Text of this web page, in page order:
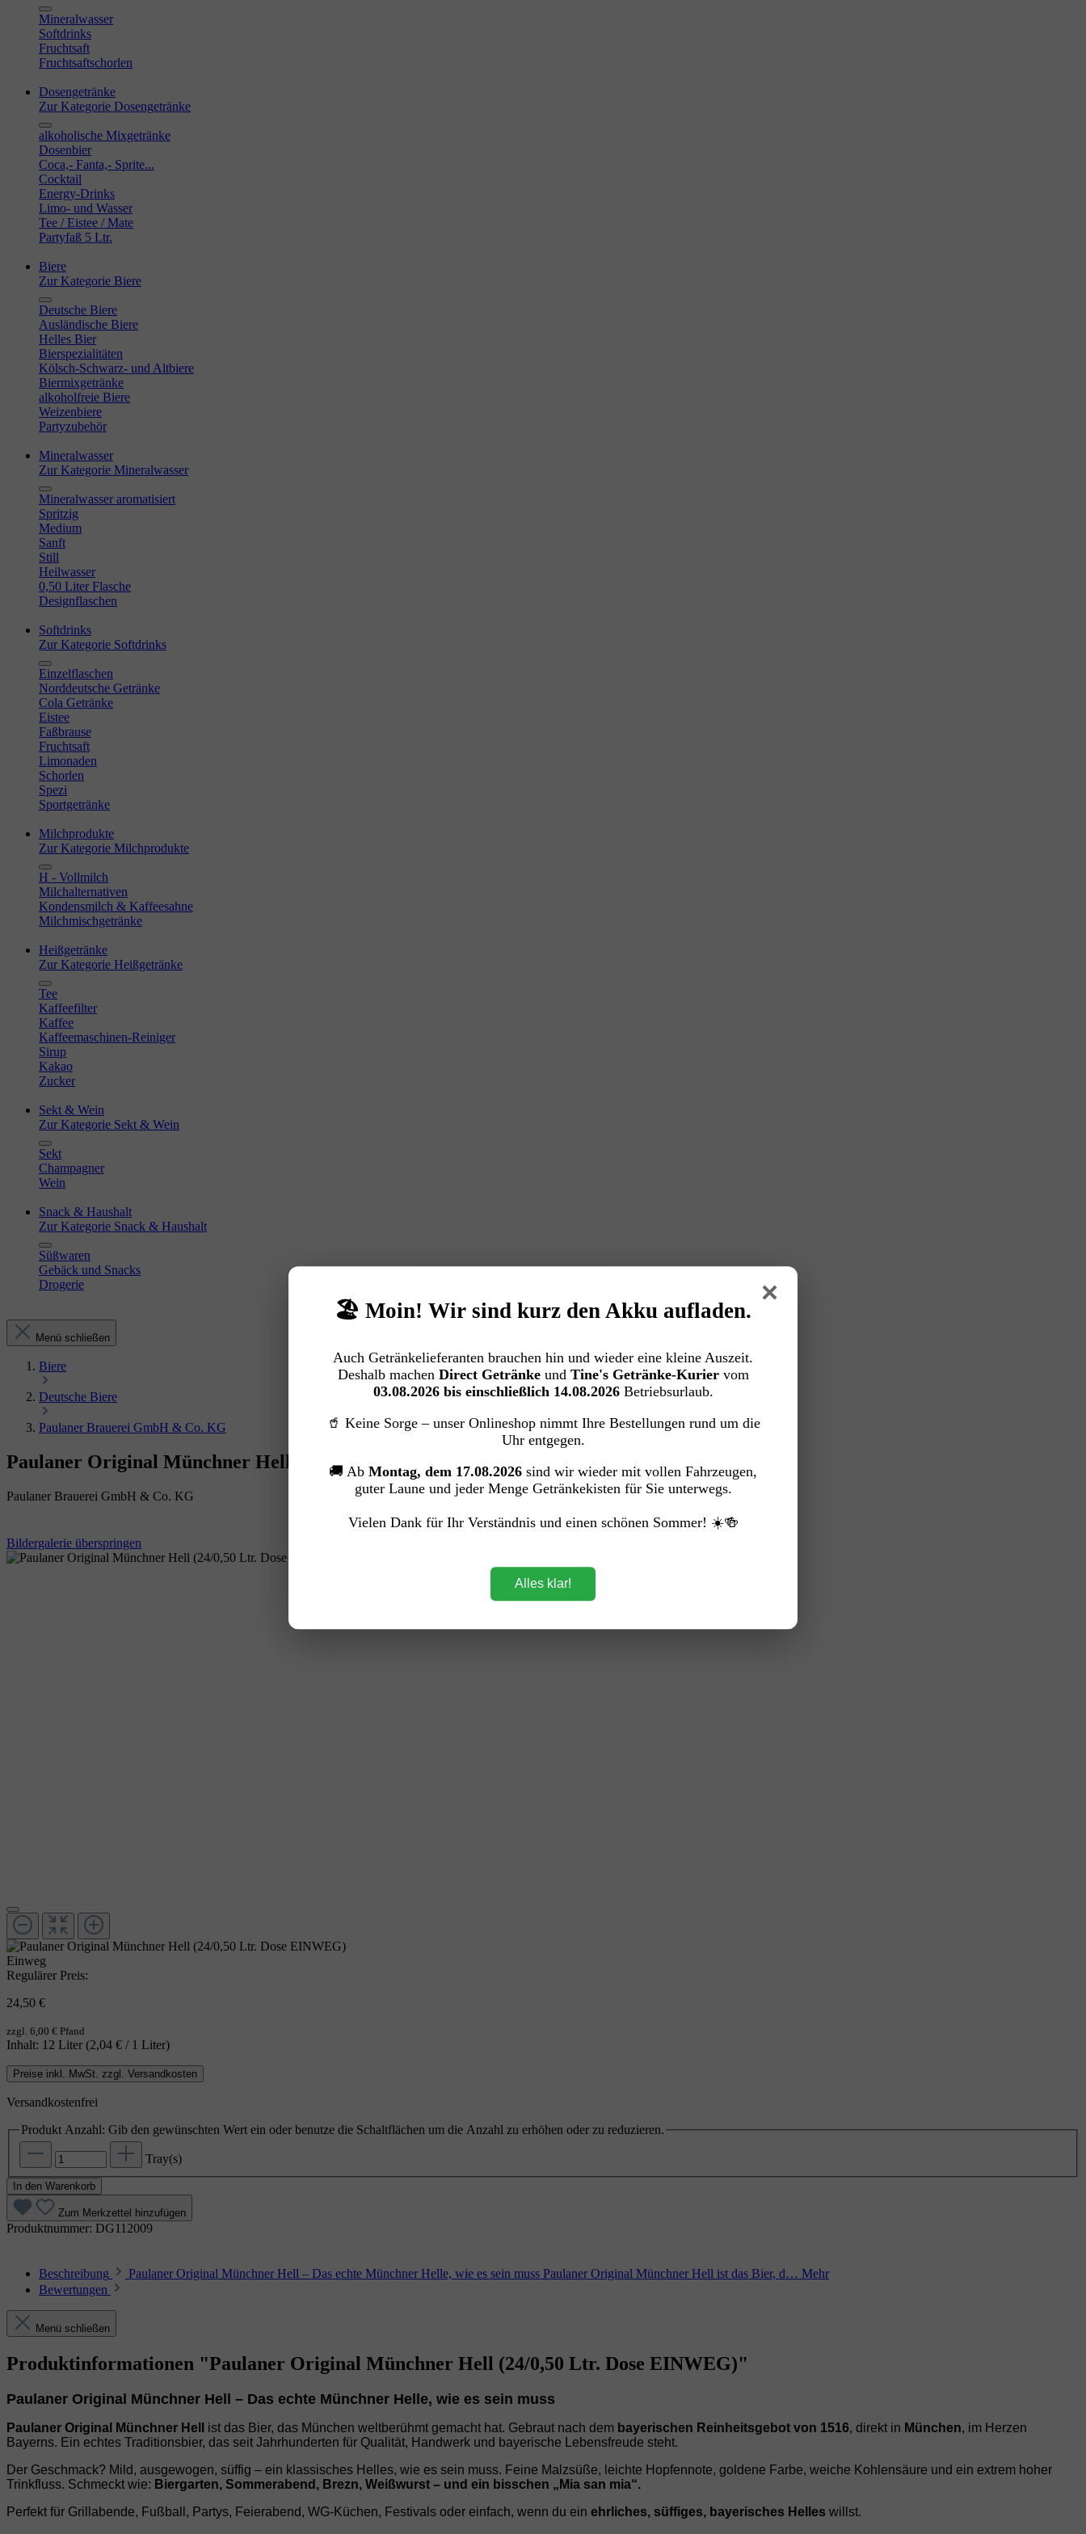
Mineralwasser
Softdrinks
Fruchtsaft
Fruchtsaftschorlen
Dosengetränke
Zur Kategorie Dosengetränke
alkoholische Mixgetränke
Dosenbier
Coca,- Fanta,- Sprite...
Cocktail
Energy-Drinks
Limo- und Wasser
Tee / Eistee / Mate
Partyfaß 5 Ltr.
Biere
Zur Kategorie Biere
Deutsche Biere
Ausländische Biere
Helles Bier
Bierspezialitäten
Kölsch-Schwarz- und Altbiere
Biermixgetränke
alkoholfreie Biere
Weizenbiere
Partyzubehör
Mineralwasser
Zur Kategorie Mineralwasser
Mineralwasser aromatisiert
Spritzig
Medium
Sanft
Still
Heilwasser
0,50 Liter Flasche
Designflaschen
Softdrinks
Zur Kategorie Softdrinks
Einzelflaschen
Norddeutsche Getränke
Cola Getränke
Eistee
Faßbrause
Fruchtsaft
Limonaden
Schorlen
Spezi
Sportgetränke
Milchprodukte
Zur Kategorie Milchprodukte
H - Vollmilch
Milchalternativen
Kondensmilch & Kaffeesahne
Milchmischgetränke
Heißgetränke
Zur Kategorie Heißgetränke
Tee
Kaffeefilter
Kaffee
Kaffeemaschinen-Reiniger
Sirup
Kakao
Zucker
Sekt & Wein
Zur Kategorie Sekt & Wein
Sekt
Champagner
Wein
Snack & Haushalt
Zur Kategorie Snack & Haushalt
Süßwaren
Gebäck und Snacks
Drogerie
Menü schließen
Biere
Deutsche Biere
Paulaner Brauerei GmbH & Co. KG
Paulaner Original Münchner Hell (24/0,50 Ltr. Dose EINWEG)
Paulaner Brauerei GmbH & Co. KG
Bildergalerie überspringen
Einweg
Regulärer Preis:
24,50 €
zzgl. 6,00 € Pfand
Inhalt: 12 Liter (2,04 € / 1 Liter)
Preise inkl. MwSt. zzgl. Versandkosten
Versandkostenfrei
Produkt Anzahl: Gib den gewünschten Wert ein oder benutze die Schaltflächen um die Anzahl zu erhöhen oder zu reduzieren.
Tray(s)
In den Warenkorb
Zum Merkzettel hinzufügen
Produktnummer: DG112009
Beschreibung Paulaner Original Münchner Hell – Das echte Münchner Helle, wie es sein muss Paulaner Original Münchner Hell ist das Bier, d… Mehr
Bewertungen
Menü schließen
Produktinformationen "Paulaner Original Münchner Hell (24/0,50 Ltr. Dose EINWEG)"
Paulaner Original Münchner Hell – Das echte Münchner Helle, wie es sein muss
Paulaner Original Münchner Hell ist das Bier, das München weltberühmt gemacht hat. Gebraut nach dem bayerischen Reinheitsgebot von 1516, direkt in München, im Herzen
Bayerns. Ein echtes Traditionsbier, das seit Jahrhunderten für Qualität, Handwerk und bayerische Lebensfreude steht.
Der Geschmack? Mild, ausgewogen, süffig – ein klassisches Helles, wie es sein muss. Feine Malzsüße, leichte Hopfennote, goldene Farbe, weiche Kohlensäure und ein extrem hoher
Trinkfluss. Schmeckt wie: Biergarten, Sommerabend, Brezn, Weißwurst – und ein bisschen „Mia san mia“.
Perfekt für Grillabende, Fußball, Partys, Feierabend, WG‑Küchen, Festivals oder einfach, wenn du ein ehrliches, süffiges, bayerisches Helles willst.
×
🏖️ Moin! Wir sind kurz den Akku aufladen.
Auch Getränkelieferanten brauchen hin und wieder eine kleine Auszeit.
Deshalb machen Direct Getränkeund Tine's Getränke-Kuriervom
03.08.2026 bis einschließlich 14.08.2026Betriebsurlaub.
🥤 Keine Sorge – unser Onlineshop nimmt Ihre Bestellungen rund um die
Uhr entgegen.
🚚 Ab Montag, dem 17.08.2026 sind wir wieder mit vollen Fahrzeugen,
guter Laune und jeder Menge Getränkekisten für Sie unterwegs.
Vielen Dank für Ihr Verständnis und einen schönen Sommer! ☀️🍻
Alles klar!